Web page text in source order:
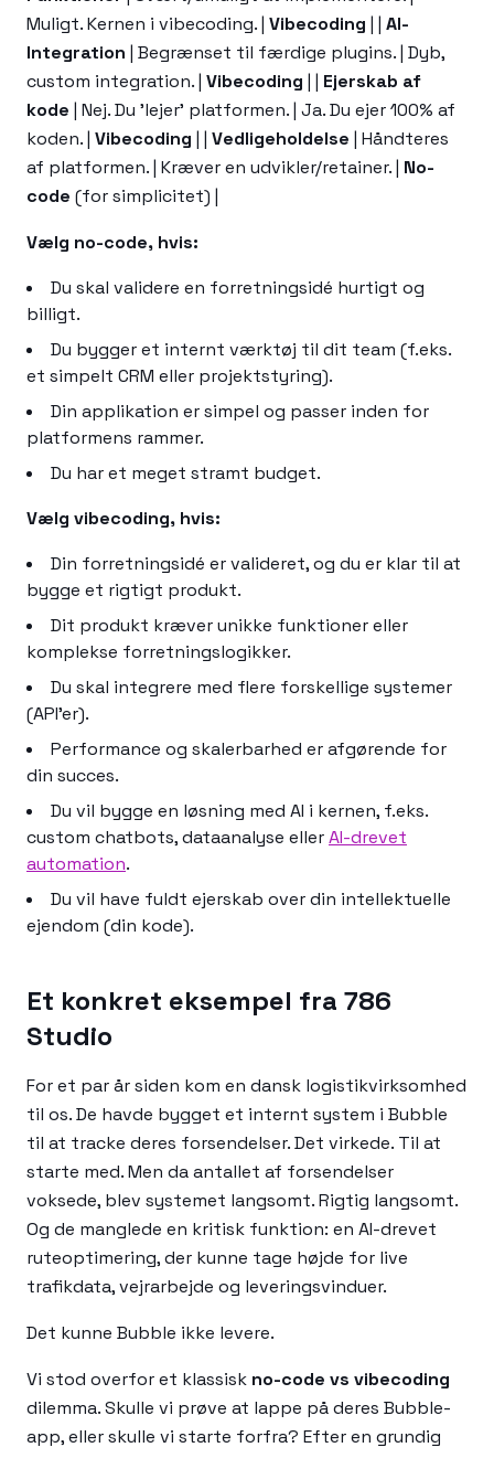
Muligt. Kernen i vibecoding. | Vibecoding | | AI-
Integration | Begrænset til færdige plugins. | Dyb,
custom integration. | Vibecoding | | Ejerskab af
kode | Nej. Du 'lejer' platformen. | Ja. Du ejer 100% af
koden. | Vibecoding | | Vedligeholdelse | Håndteres
af platformen. | Kræver en udvikler/retainer. | No-
code (for simplicitet) |
Vælg no-code, hvis:
Du skal validere en forretningsidé hurtigt og
billigt.
Du bygger et internt værktøj til dit team (f.eks.
et simpelt CRM eller projektstyring).
Din applikation er simpel og passer inden for
platformens rammer.
Du har et meget stramt budget.
Vælg vibecoding, hvis:
Din forretningsidé er valideret, og du er klar til at
bygge et rigtigt produkt.
Dit produkt kræver unikke funktioner eller
komplekse forretningslogikker.
Du skal integrere med flere forskellige systemer
(API'er).
Performance og skalerbarhed er afgørende for
din succes.
Du vil bygge en løsning med AI i kernen, f.eks.
custom chatbots, dataanalyse ellerAI-drevet
automation.
Du vil have fuldt ejerskab over din intellektuelle
ejendom (din kode).
Et konkret eksempel fra 786
Studio
For et par år siden kom en dansk logistikvirksomhed
til os. De havde bygget et internt system i Bubble
til at tracke deres forsendelser. Det virkede. Til at
starte med. Men da antallet af forsendelser
voksede, blev systemet langsomt. Rigtig langsomt.
Og de manglede en kritisk funktion: en AI-drevet
ruteoptimering, der kunne tage højde for live
trafikdata, vejrarbejde og leveringsvinduer.
Det kunne Bubble ikke levere.
Vi stod overfor et klassisk no-code vs vibecoding
dilemma. Skulle vi prøve at lappe på deres Bubble-
app, eller skulle vi starte forfra? Efter en grundig